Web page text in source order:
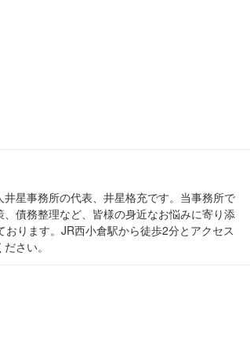
星事務所の代表、井星格充です。当事務所で
債務整理など、皆様の身近なお悩みに寄り添
ります。JR西小倉駅から徒歩2分とアクセス
さい。